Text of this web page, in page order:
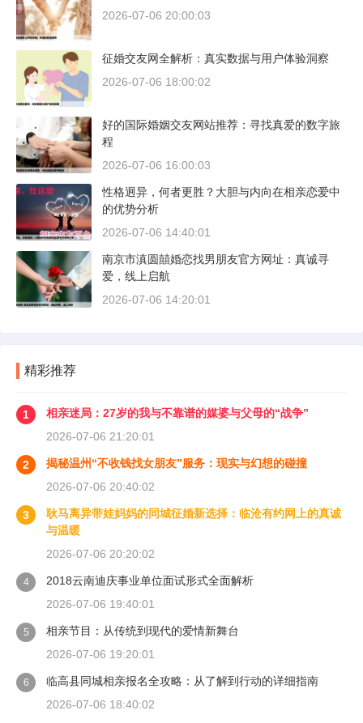
2026-07-06 20:00:03
征婚交友网全解析：真实数据与用户体验洞察
2026-07-06 18:00:02
好的国际婚姻交友网站推荐：寻找真爱的数字旅
程
2026-07-06 16:00:03
性格迥异，何者更胜？大胆与内向在相亲恋爱中
的优势分析
2026-07-06 14:40:01
南京市滇圆囍婚恋找男朋友官方网址：真诚寻
爱，线上启航
2026-07-06 14:20:01
精彩推荐
1
相亲迷局：27岁的我与不靠谱的媒婆与父母的“战争”
2026-07-06 21:20:01
2
揭秘温州“不收钱找女朋友”服务：现实与幻想的碰撞
2026-07-06 20:40:02
3
耿马离异带娃妈妈的同城征婚新选择：临沧有约网上的真诚
与温暖
2026-07-06 20:20:02
4
2018云南迪庆事业单位面试形式全面解析
2026-07-06 19:40:01
5
相亲节目：从传统到现代的爱情新舞台
2026-07-06 19:20:01
6
临高县同城相亲报名全攻略：从了解到行动的详细指南
2026-07-06 18:40:02